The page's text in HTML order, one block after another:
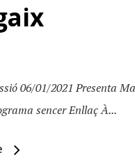
06/01/2021 Presenta
sencer Enllaç À...